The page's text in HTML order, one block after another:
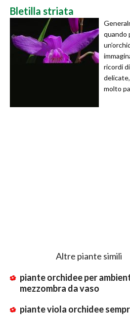
Bletilla striata
quando
ricordi
molto
Altre piante simili
piante orchidee per
mezzombra da vaso
piante viola orchidee